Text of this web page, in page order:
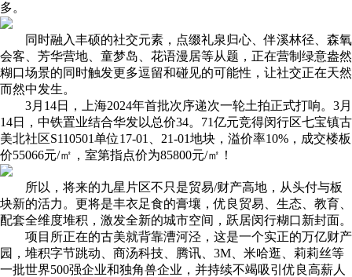
多。
同时融入丰硕的社交元素，点缀礼泉归心、伴溪林径、森氧
会客、芳华营地、童梦岛、花语漫居等从题，正在营制绿意盎然
糊口场景的同时触发更多逗留和碰见的可能性，让社交正在天然
而然中发生。
3月14日，上海2024年首批次序递次一轮土拍正式打响。3月
14日，中铁置业结合华发以总价34。71亿元竞得闵行区七宝镇古
美北社区S110501单位17-01、21-01地块，溢价率10%，成交楼板
价55066元/㎡，室第指点价为85800元/㎡！
所以，将来的九星片区不只是贸易/财产高地，从头付与板
块新的活力。更将是丰衣足食的膏壤，优良贸易、生态、教育、
配套全维度堆积，激发全新的城市空间，跃居闵行糊口新封面。
项目所正在的古美就背靠漕河泾，这是一个实正的万亿财产
园，堆积字节跳动、商汤科技、腾讯、3M、米哈逛、莉莉丝等
一批世界500强企业和独角兽企业，并持续不竭吸引优良高薪人